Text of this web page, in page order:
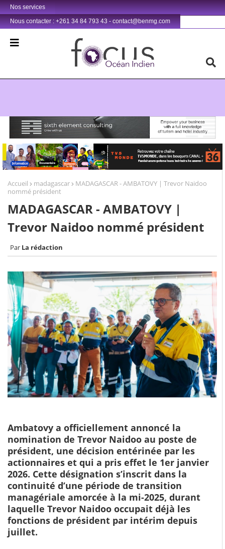
Nos services
Nous contacter : +261 34 84 793 43 - contact@benmg.com
Retrouvez votre chaîne @TV5MONDE, dans les bouquets CANAL+ 36 . Fandaharam-potoana tsara indrindra ho anareo!
Accueil madagascar
MADAGASCAR - AMBATOVY | Trevor Naidoo
nommé président
MADAGASCAR - AMBATOVY |
Trevor Naidoo nommé président
La rédaction
Ambatovy a officiellement annoncé la
nomination de Trevor Naidoo au poste de
président, une décision entérinée par les
actionnaires et qui a pris effet le 1er janvier
2026. Cette désignation s’inscrit dans la
continuité d’une période de transition
managériale amorcée à la mi-2025, durant
laquelle Trevor Naidoo occupait déjà les
fonctions de président par intérim depuis
juillet.